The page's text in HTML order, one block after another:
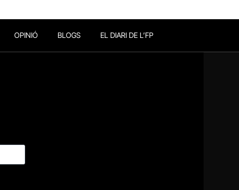
OPINIÓ BLOGS EL DIARI DE L’FP